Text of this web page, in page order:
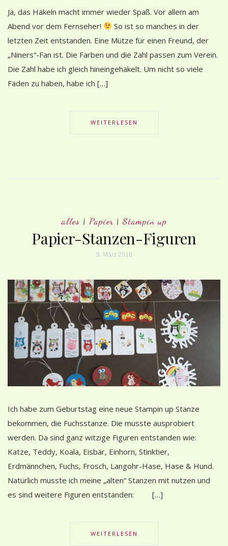
Ja, das Häkeln macht immer wieder Spaß. Vor allem am
Abend vor dem Fernseher!
So ist so manches in der
letzten Zeit entstanden. Eine Mütze für einen Freund, der
„Niners“-Fan ist. Die Farben und die Zahl passen zum Verein.
Die Zahl habe ich gleich hineingehäkelt. Um nicht so viele
Fäden zu haben, habe ich […]
WEITERLESEN
alles| Papier|Stampin up
Papier-Stanzen-Figuren
9. März 2018
Ich habe zum Geburtstag eine neue Stampin up Stanze
bekommen, die Fuchsstanze. Die musste ausprobiert
werden. Da sind ganz witzige Figuren entstanden wie:
Katze, Teddy, Koala, Eisbär, Einhorn, Stinktier,
Erdmännchen, Fuchs, Frosch, Langohr-Hase, Hase & Hund.
Natürlich musste ich meine „alten“ Stanzen mit nutzen und
es sind weitere Figuren entstanden: […]
WEITERLESEN